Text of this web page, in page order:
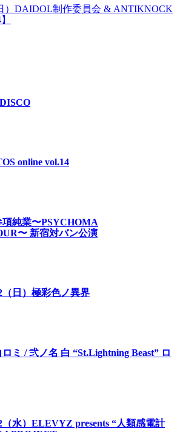
）DAIDOL制作委員会 & ANTIKNOCK
online vol.14
項純業〜PSYCHOMA
〜 新宿対バン公演
（日）極彩色ノ異界
ミ / 弐ノ名 白 “St.Lightning Beast” ロ
（水）ELEVYZ presents “人類感電計